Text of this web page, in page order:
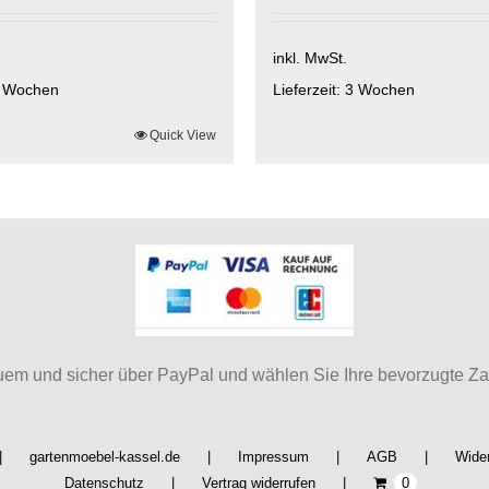
Quick View
inkl. MwSt.
Lieferzeit: 3 Wochen
Varianten
auf.
Die
Optionen
auf
gewählt
werden
und sicher über PayPal und wählen Sie Ihre bevorzugte
gartenmoebel-kassel.de Impressum AGB
Datenschutz
Vertrag widerrufen 0